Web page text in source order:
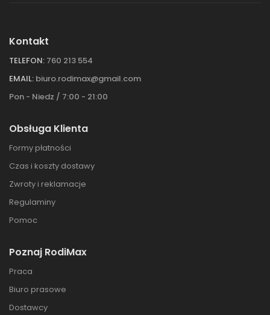
Kontakt
TELEFON: 760 213 554
EMAIL: biuro.rodimax@gmail.com
Pon - Niedz / 7:00 - 21:00
Obsługa Klienta
Formy płatności
Czas i koszty dostawy
Zwroty i reklamacje
Regulaminy
Pomoc
Poznaj RodiMax
Praca
Biuro prasowe
Dostawcy